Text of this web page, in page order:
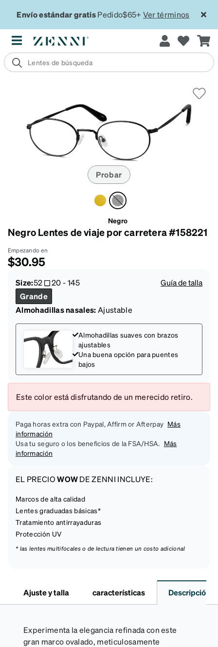
Envío estándar gratisPedido$65+ Ver términos
Probar
Negro
Negro Lentes de viaje por carretera #158221
Empezando en
$30.95
Size:52 20-145
Guía de talla
Grande
Almohadillas nasales:Ajustable
Almohadillas suaves con brazos
ajustables
Una buena opción para puentes
bajos
Este color está disfrutando de un merecido retiro.
Paga horas extra con Paypal, Affirm or Afterpay Más
información
Usa tu seguro o los beneficios de la FSA/HSA. Más
información
EL PRECIOWOWDE ZENNI INCLUYE:
Marcos de alta calidad
Lentes graduadas básicas*
Tratamiento antirrayaduras
Protección UV
* las lentes multifocales o de lectura tienen un costo adicional
Ajuste y talla características Descripción
Experimenta la elegancia refinada con este
gran marco ovalado, meticulosamente